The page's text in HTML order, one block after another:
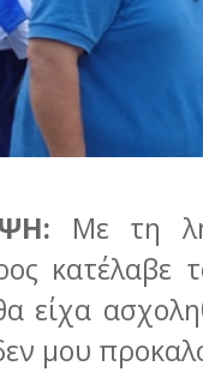
Με τη
κατέλαβε
είχα
μου